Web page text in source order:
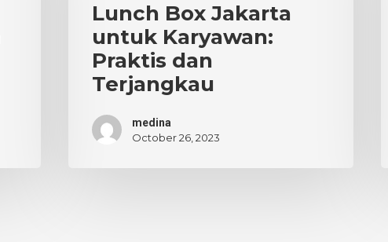
Praktis
dan
Terjangkau
Lunch Box Jakarta
untuk Karyawan:
Praktis dan
Terjangkau
medina
October 26, 2023